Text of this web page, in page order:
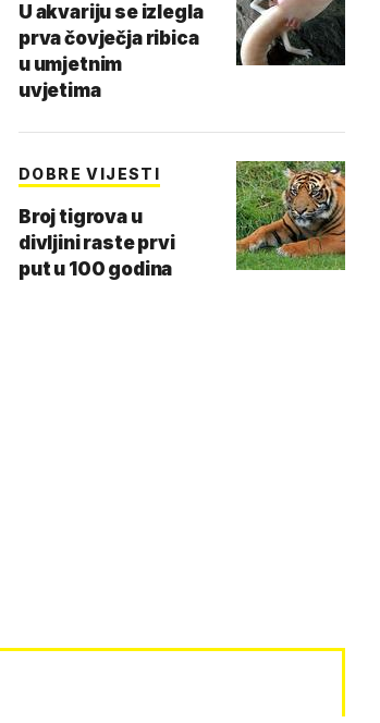
U akvariju se izlegla
prva čovječja ribica
u umjetnim
uvjetima
DOBRE VIJESTI
Broj tigrova u
divljini raste prvi
put u 100 godina